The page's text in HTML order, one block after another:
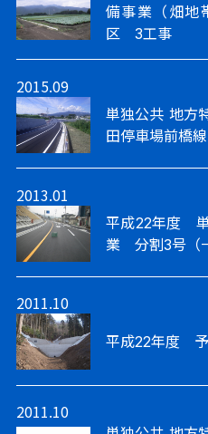
備事業（畑地
区 3工事
2015.09
単独公共 地方
田停車場前橋線
2013.01
平成22年度
業 分割3号（
2011.10
平成22年度 予
2011.10